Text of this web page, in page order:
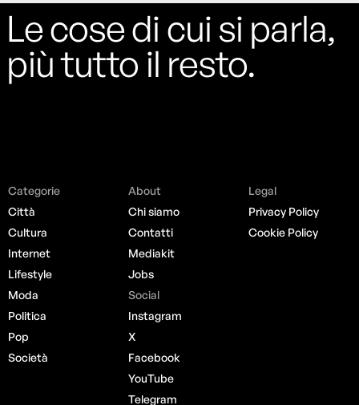
Le cose di cui si parla,
più tutto il resto.
Categorie
Città
Cultura
Internet
Lifestyle
Moda
Politica
Pop
Società
About
Chi siamo
Contatti
Mediakit
Jobs
Social
Instagram
X
Facebook
YouTube
Telegram
Legal
Privacy Policy
Cookie Policy